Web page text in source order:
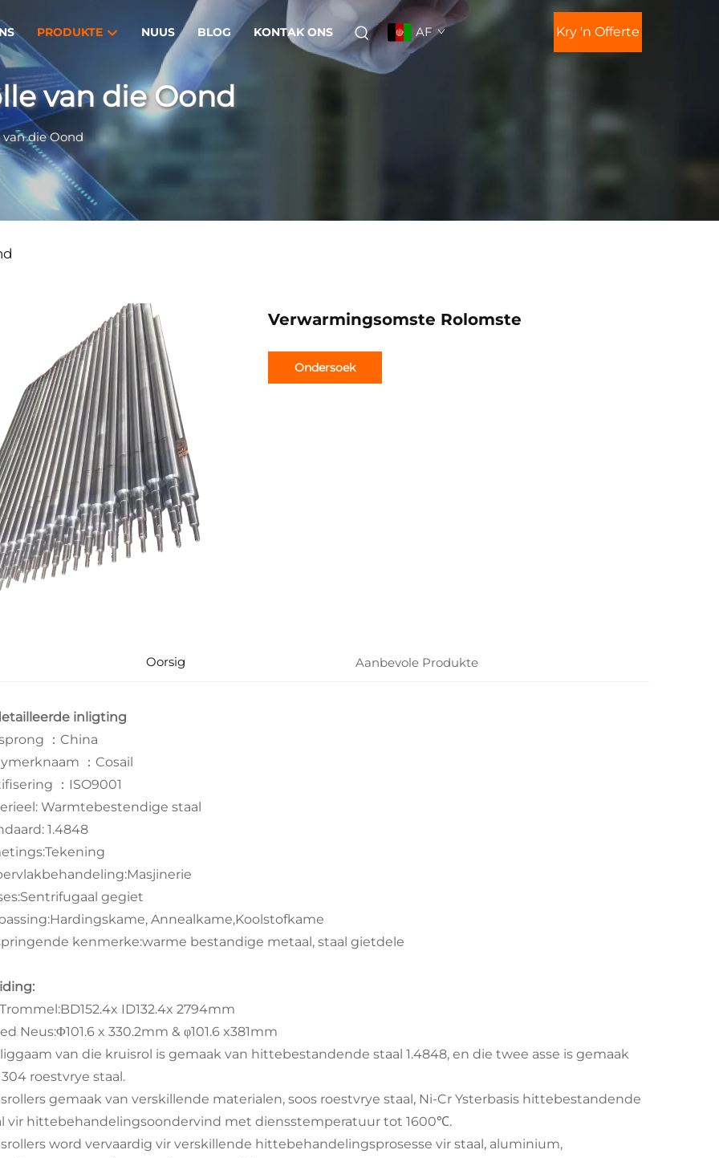
PRODUKTE NUUS BLOG KONTAK ONS AF Kry 'n Offerte
van die Oond
die Oond
Verwarmingsomste Rolomste
Ondersoek
Oorsig Aanbevole Produkte
inligting
：China
：Cosail
：ISO9001
Warmtebestendige staal
1.4848
gegiet
Annealkame,Koolstofkame
kenmerke:warme bestandige metaal, staal gietdele
ID132.4x 2794mm
Neus:Φ101.6 x 330.2mm & φ101.6 x381mm
van die kruisrol is gemaak van hittebestandende staal 1.4848, en die twee asse is gemaak
roestvrye staal.
gemaak van verskillende materialen, soos roestvrye staal, Ni-Cr Ysterbasis hittebestandende
vir hittebehandelingsoondervind met diensstemperatuur tot 1600℃.
word vervaardig vir verskillende hittebehandelingsprosesse vir staal, aluminium,